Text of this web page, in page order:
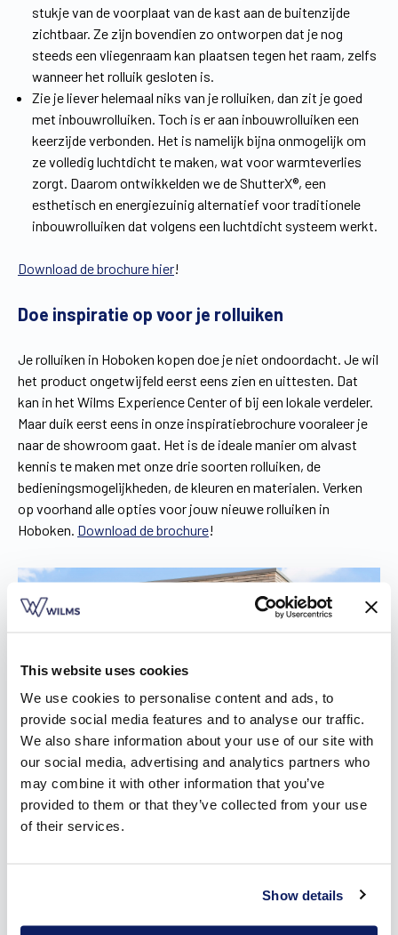
This website uses cookies
We use cookies to personalise content and ads, to
provide social media features and to analyse our traffic.
We also share information about your use of our site with
our social media, advertising and analytics partners who
may combine it with other information that you’ve
provided to them or that they’ve collected from your use
of their services.
Show details
stukje van de voorplaat van de kast aan de buitenzijde
zichtbaar. Ze zijn bovendien zo ontworpen dat je nog
steeds een vliegenraam kan plaatsen tegen het raam, zelfs
wanneer het rolluik gesloten is.
Zie je liever helemaal niks van je rolluiken, dan zit je goed
met inbouwrolluiken. Toch is er aan inbouwrolluiken een
keerzijde verbonden. Het is namelijk bijna onmogelijk om
ze volledig luchtdicht te maken, wat voor warmteverlies
zorgt. Daarom ontwikkelden we de ShutterX®, een
esthetisch en energiezuinig alternatief voor traditionele
inbouwrolluiken dat volgens een luchtdicht systeem werkt.
Download de brochure hier!
Doe inspiratie op voor je rolluiken
Je rolluiken in Hoboken kopen doe je niet ondoordacht. Je wil
het product ongetwijfeld eerst eens zien en uittesten. Dat
kan in het Wilms Experience Center of bij een lokale verdeler.
Maar duik eerst eens in onze inspiratiebrochure vooraleer je
naar de showroom gaat. Het is de ideale manier om alvast
kennis te maken met onze drie soorten rolluiken, de
bedieningsmogelijkheden, de kleuren en materialen. Verken
op voorhand alle opties voor jouw nieuwe rolluiken in
Hoboken. Download de brochure!